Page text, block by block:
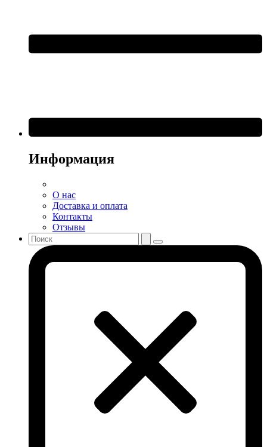
Информация
О нас
Доставка и оплата
Контакты
Отзывы